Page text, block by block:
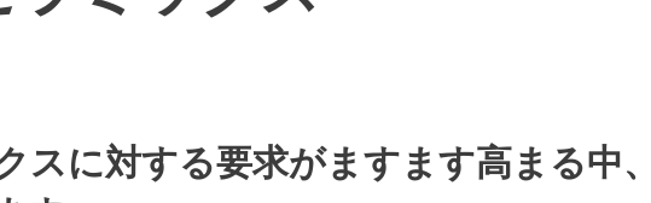
スに対する要求がますます高まる中